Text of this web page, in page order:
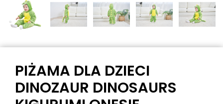
PIŻAMA DLA DZIECI
DINOZAUR DINOSAURS